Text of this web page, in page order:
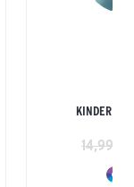
KINDER
14,99 € *